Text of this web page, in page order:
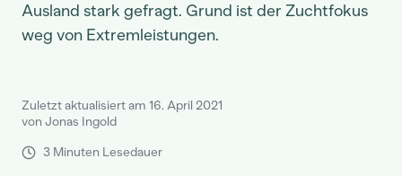
Ausland stark gefragt. Grund ist der Zuchtfokus
weg von Extremleistungen.
Zuletzt aktualisiert am 16. April 2021
von Jonas Ingold
3 Minuten Lesedauer